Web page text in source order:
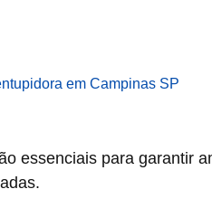
essenciais para garantir